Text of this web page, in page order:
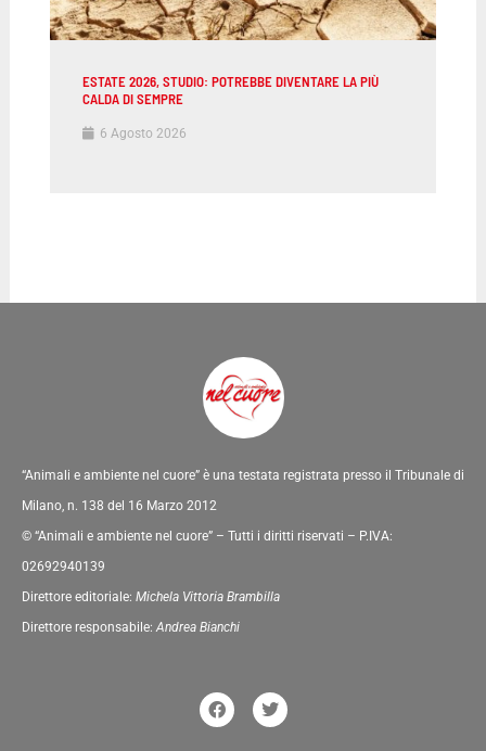
ESTATE 2026, STUDIO: POTREBBE DIVENTARE LA PIÙ
CALDA DI SEMPRE
6 Agosto 2026
“Animali e ambiente nel cuore” è una testata registrata presso il Tribunale di
Milano, n. 138 del 16 Marzo 2012
© “Animali e ambiente nel cuore” – Tutti i diritti riservati – P.IVA:
02692940139
Direttore editoriale: Michela Vittoria Brambilla
Direttore responsabile:Andrea Bianchi
F
a
c
T
w
i